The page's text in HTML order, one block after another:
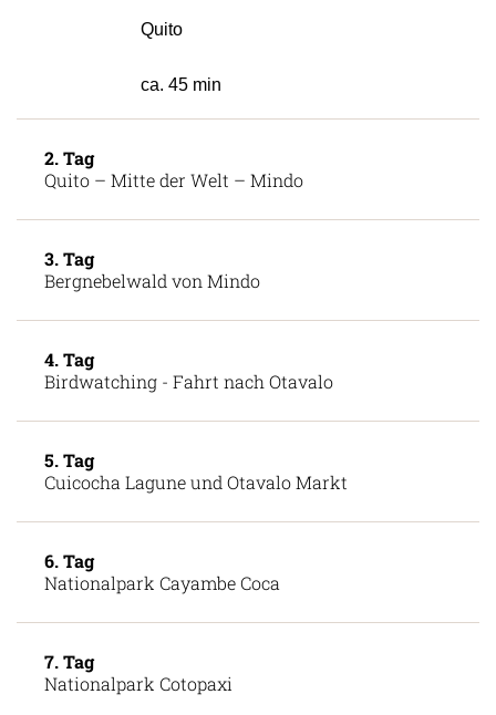
ca. 45 min
2. Tag
Quito – Mitte der Welt – Mindo
3. Tag
Bergnebelwald von Mindo
Birdwatching - Fahrt nach Otavalo
Cuicocha Lagune und Otavalo Markt
Nationalpark Cayambe Coca